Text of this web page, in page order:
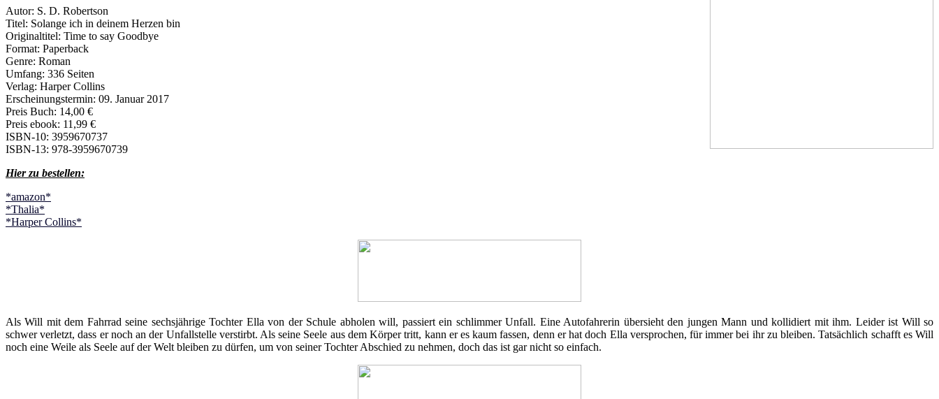
Autor: S. D. Robertson
Titel: Solange ich in deinem Herzen bin
Originaltitel: Time to say Goodbye
Format: Paperback
Genre: Roman
Umfang: 336 Seiten
Verlag: Harper Collins
Erscheinungstermin: 09. Januar 2017
Preis Buch: 14,00 €
Preis ebook: 11,99 €
ISBN-10: 3959670737
ISBN-13: 978-3959670739
Hier zu bestellen:
*amazon*
*Thalia*
*Harper Collins*
Als Will mit dem Fahrrad seine sechsjährige Tochter Ella von der Schule abholen will, passiert ein schlimmer Unfall. Eine Autofahrerin übersieht den jungen Mann und kollidiert mit ihm. Leider ist Will so
schwer verletzt, dass er noch an der Unfallstelle verstirbt. Als seine Seele aus dem Körper tritt, kann er es kaum fassen, denn er hat doch Ella versprochen, für immer bei ihr zu bleiben. Tatsächlich schafft es Will
noch eine Weile als Seele auf der Welt bleiben zu dürfen, um von seiner Tochter Abschied zu nehmen, doch das ist gar nicht so einfach.